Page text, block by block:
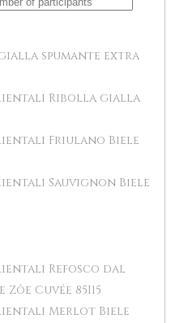
spumante extra
Ribolla gialla
Friulano Biele
Sauvignon Biele
Refosco dal
Cuvée 85I15
Merlot Biele